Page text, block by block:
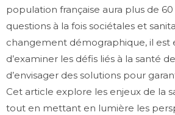
population française aura plus de
questions à la fois sociétales et
changement démographique, il est
d’examiner les défis liés à la santé
d’envisager des solutions pour
Cet article explore les enjeux de la
tout en mettant en lumière les